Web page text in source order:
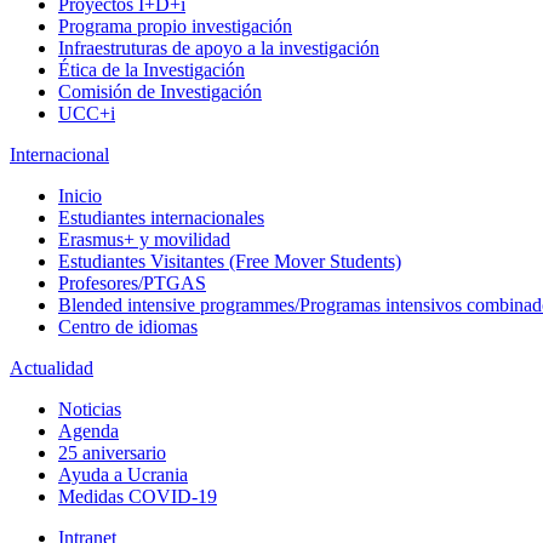
Proyectos I+D+i
Programa propio investigación
Infraestruturas de apoyo a la investigación
Ética de la Investigación
Comisión de Investigación
UCC+i
Internacional
Inicio
Estudiantes internacionales
Erasmus+ y movilidad
Estudiantes Visitantes (Free Mover Students)
Profesores/PTGAS
Blended intensive programmes/Programas intensivos
Centro de idiomas
Actualidad
Noticias
Agenda
25 aniversario
Ayuda a Ucrania
Medidas COVID-19
Intranet